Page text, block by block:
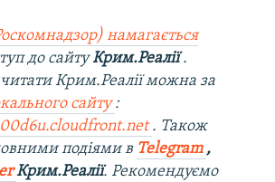
намагається
до сайтуКрим.Реалії.
Крим.Реалії можна за
сайту :
. Також
подіями в Telegram ,
Крим.Реалії. Рекомендуємо